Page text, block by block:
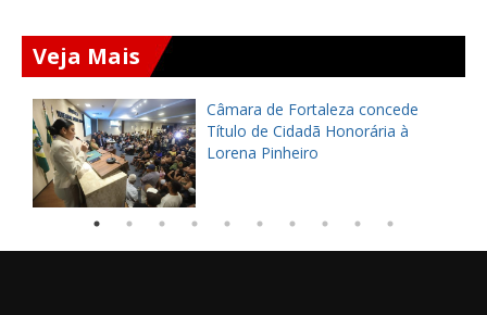
Veja Mais
Câmara de Fortaleza concede
Título de Cidadã Honorária à
Lorena Pinheiro